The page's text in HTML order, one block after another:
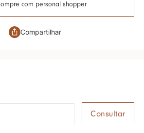
com personal shopper
Compartilhar